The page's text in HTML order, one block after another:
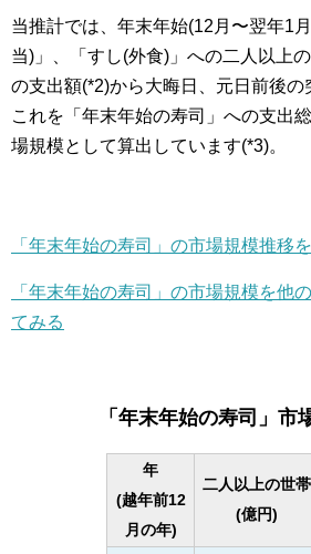
当推計では、年末年始(12月〜翌年1
当)」、「すし(外食)」への二人以上
の支出額(*2)から大晦日、元日前後の
これを「年末年始の寿司」への支出
場規模として算出しています(*3)。
「年末年始の寿司」の市場規模推移
「年末年始の寿司」の市場規模を他
てみる
「年末年始の寿司」市
年
(越年前12
月の年)
二人以上の世帯
(億円)